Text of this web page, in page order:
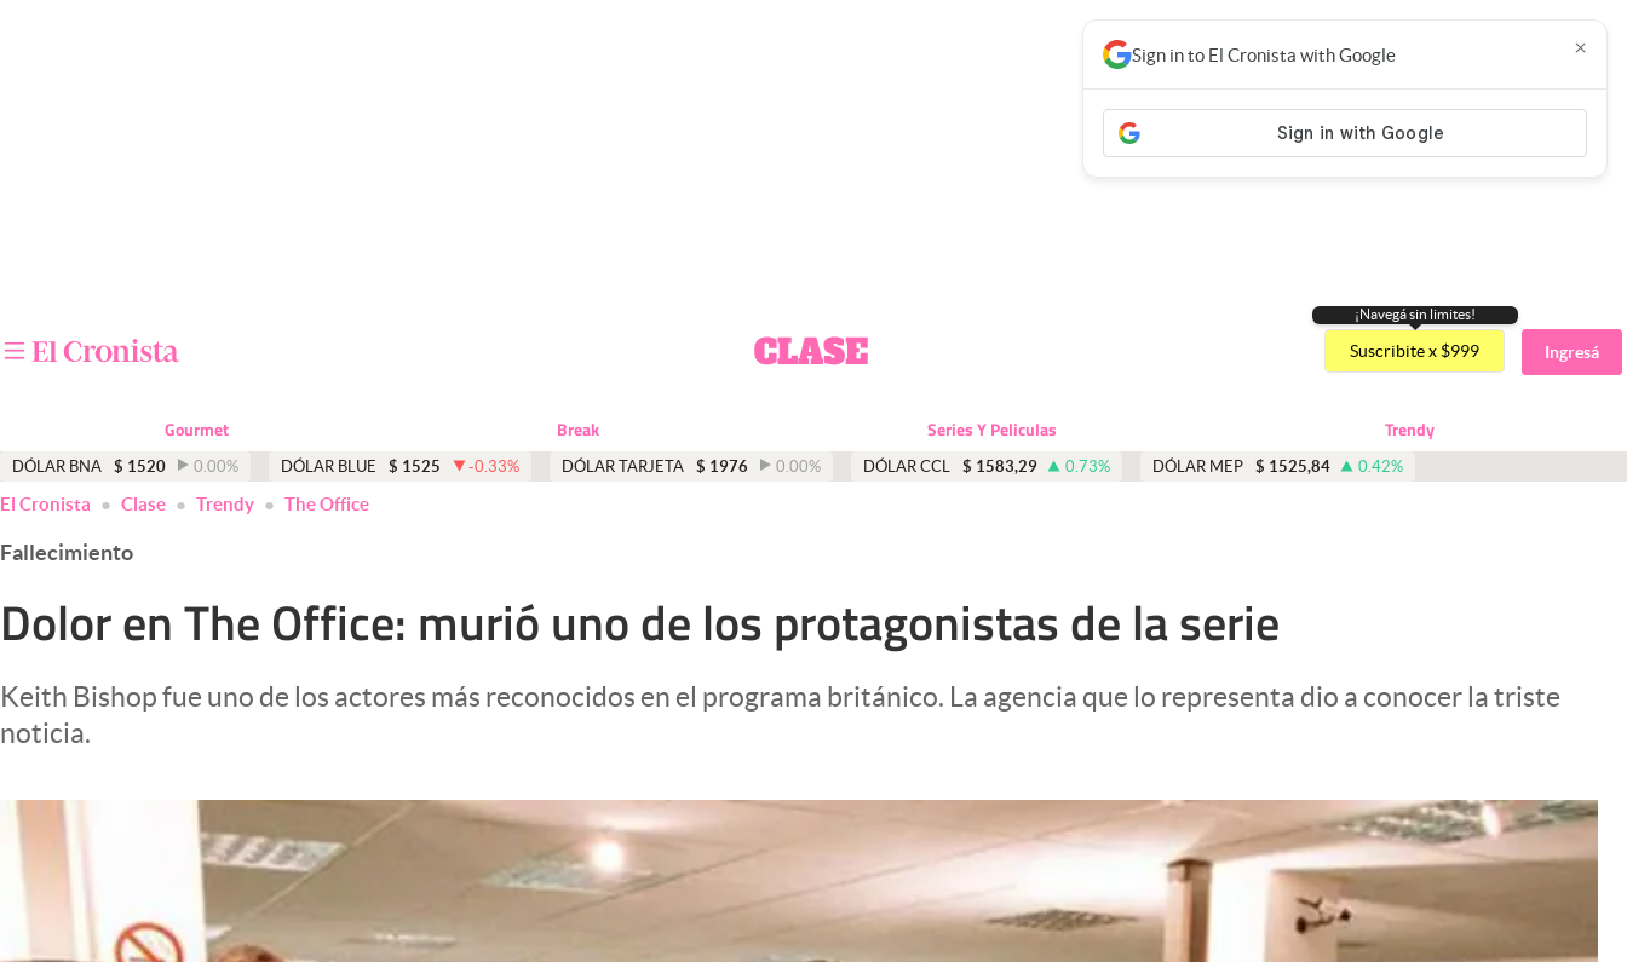
Otras secciones
Apertura
Infotechnology
Clase
Clima
Mundial 2026
Eventos Corporativos
¡Navegá sin limites!
Suscribite x $999 Ingresá
Gourmet Break Series Y Peliculas Trendy
DÓLAR BNA $ 1520 0.00% DÓLAR BLUE $ 1525 -0.33% DÓLAR TARJETA $ 1976 0.00% DÓLAR CCL $ 1583,29 0.73% DÓLAR MEP $ 1525,84 0.42%
Sign in to El Cronista with Google ×
El Cronista Clase Trendy The Office
Fallecimiento
Dolor en The Office: murió uno de los protagonistas de la serie
Keith Bishop fue uno de los actores más reconocidos en el programa británico. La agencia que lo representa dio a conocer la triste
noticia.